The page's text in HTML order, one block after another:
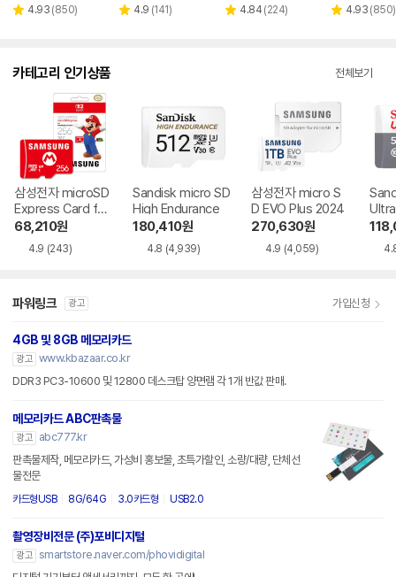
페이
별 4.93 리
(850)
페이
별 4.9 리
(141)
별 4.84 리
(224)
페
별 4.93 리
(850)
카테고리 인기상품 전체보기
삼성전자 microSD
Express Card for
Nintendo Switch
68,210원
4.9 (243)
Sandisk micro SD
High Endurance
180,410원
4.8 (4,939)
삼성전자 micro S
D EVO Plus 2024
270,630원
4.9 (4,059)
파워링크 광고 가입신청
4GB 및 8GB 메모리카드
광고 www.kbazaar.co.kr
DDR3 PC3-10600 및 12800 데스크탑 양면램 각 1개 반값 판매.
메모리카드 ABC판촉물
광고
abc777.kr
판촉물제작, 메모리카드, 가성비 홍보물, 초특가할인, 소량/대량, 단체선
물전문
카드형USB 8G/64G 3.0카드형 USB2.0
촬영장비전문 (주)포비디지털
광고 smartstore.naver.com/phovidigital